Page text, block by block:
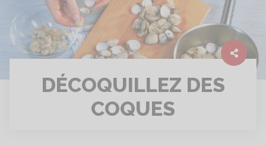
DÉCOQUILLEZ DES
COQUES